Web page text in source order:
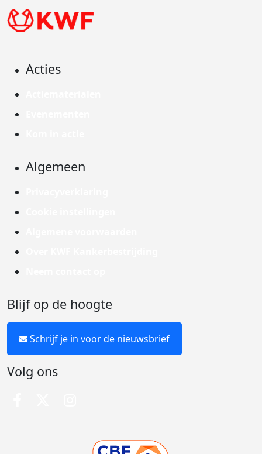
Acties
Algemeen
Blijf op de hoogte
Schrijf je in voor de nieuwsbrief
Volg ons